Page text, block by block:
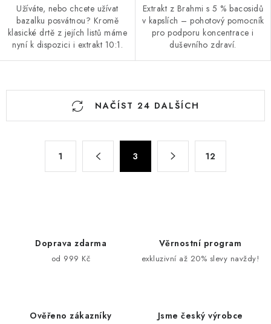
Užíváte, nebo chcete užívat
bazalku posvátnou? Kromě
klasické drtě z jejích listů máme
nyní k dispozici i extrakt 10:1.
Extrakt z Brahmi s 5 % bacosidů
v kapslích – pohotový pomocník
pro podporu koncentrace i
duševního zdraví.
O
NAČÍST 24 DALŠÍCH
1 3 12
Doprava zdarma
od 999 Kč
Věrnostní program
exkluzivní až 20% slevy navždy!
Ověřeno zákazníky Jsme český výrobce